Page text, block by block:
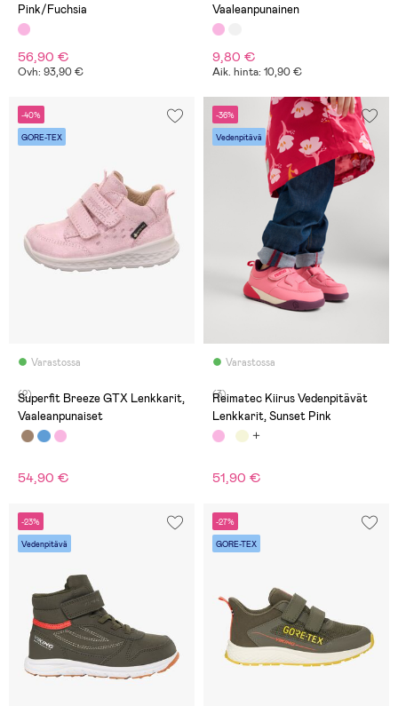
Pink/Fuchsia
56,90 €
Ovh: 93,90 €
Vaaleanpunainen
9,80 €
Aik. hinta: 10,90 €
-40%
GORE-TEX
Varastossa
(2)
Superfit Breeze GTX Lenkkarit,
Vaaleanpunaiset
54,90 €
-36%
Vedenpitävä
Varastossa
(3)
Reimatec Kiirus Vedenpitävät
Lenkkarit, Sunset Pink
51,90 €
-23%
Vedenpitävä
-27%
GORE-TEX